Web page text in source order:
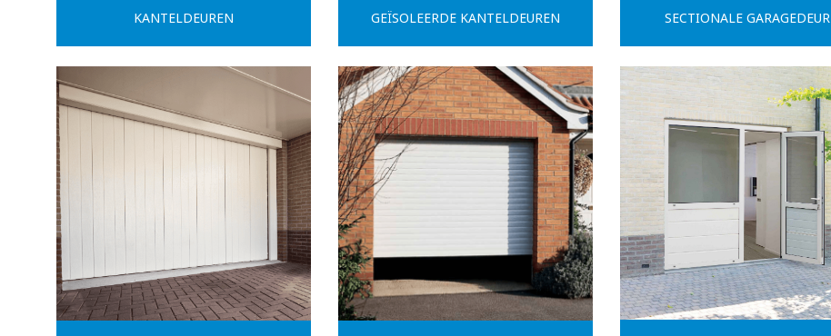
KANTELDEUREN GEÏSOLEERDE KANTELDEUREN SECTIONALE GARAGEDEUR